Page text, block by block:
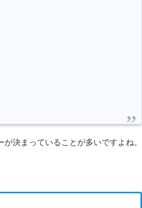
決まっていることが多いですよね。